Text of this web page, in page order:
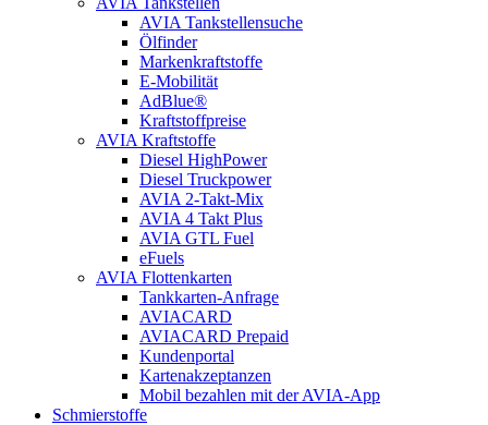
AVIA Tankstellensuche
Ölfinder
Markenkraftstoffe
E-Mobilität
AdBlue®
Kraftstoffpreise
AVIA Kraftstoffe
Diesel HighPower
Diesel Truckpower
AVIA 2-Takt-Mix
AVIA 4 Takt Plus
AVIA GTL Fuel
eFuels
AVIA Flottenkarten
Tankkarten-Anfrage
AVIACARD
AVIACARD Prepaid
Kundenportal
Kartenakzeptanzen
Mobil bezahlen mit der AVIA-App
Schmierstoffe